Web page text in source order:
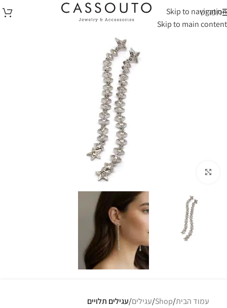
Skip to navigation
Skip to main content
תפריט
עמוד הבית Shop עגילים עגילים תלויים